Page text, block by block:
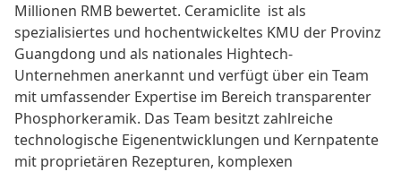
Millionen RMB bewertet. Ceramiclite ist als
spezialisiertes und hochentwickeltes KMU der Provinz
Guangdong und als nationales Hightech-
Unternehmen anerkannt und verfügt über ein Team
mit umfassender Expertise im Bereich transparenter
Phosphorkeramik. Das Team besitzt zahlreiche
technologische Eigenentwicklungen und Kernpatente
mit proprietären Rezepturen, komplexen